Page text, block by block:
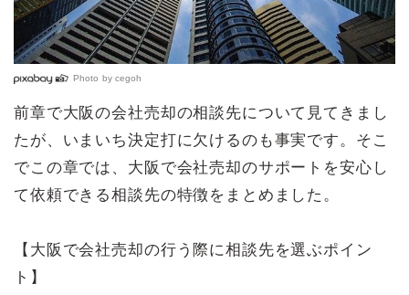
Photo by cegoh
前章で大阪の会社売却の相談先について見てきまし
たが、いまいち決定打に欠けるのも事実です。そこ
でこの章では、大阪で会社売却のサポートを安心し
て依頼できる相談先の特徴をまとめました。
【大阪で会社売却の行う際に相談先を選ぶポイン
ト】